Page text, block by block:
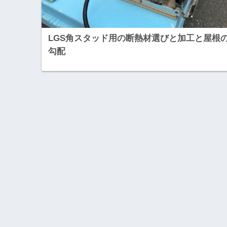
LGS角スタッド用の断熱材選びと加工と屋根
勾配